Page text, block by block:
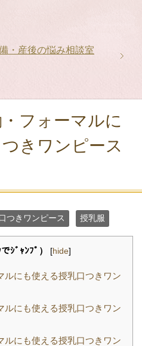
・産後の悩み相談室
フォーマルに
きワンピース
つきワンピース 授乳服
ｼﾞｬﾝﾌﾟ） [hide]
ルにも使える授乳口つきワン
ルにも使える授乳口つきワン
ルにも使える授乳口つきワン